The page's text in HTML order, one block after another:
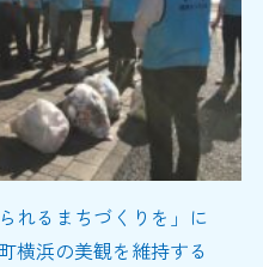
れるまちづくりを」に
横浜の美観を維持する